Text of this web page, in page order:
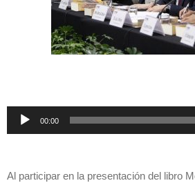
Reproductor
00:00
Al participar en la presentación del libro